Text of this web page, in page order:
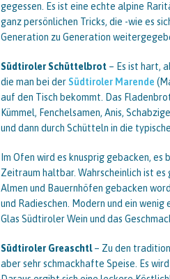
gegessen. Es ist eine echte alpine
ganz persönlichen Tricks, die -wie es
Generation zu Generation
Südtiroler Schüttelbrot – Es ist hart,
die man bei derSüdtiroler Marende
auf den Tisch bekommt. Das
Kümmel, Fenchelsamen, Anis,
und dann durch Schütteln in die
Im Ofen wird es knusprig gebacken,
Zeitraum haltbar. Wahrscheinlich ist
Almen und Bauernhöfen gebacken
und Radieschen. Modern und ein
Glas Südtiroler Wein und das
Südtiroler Greaschtl– Zu den
aber sehr schmackhafte Speise. Es